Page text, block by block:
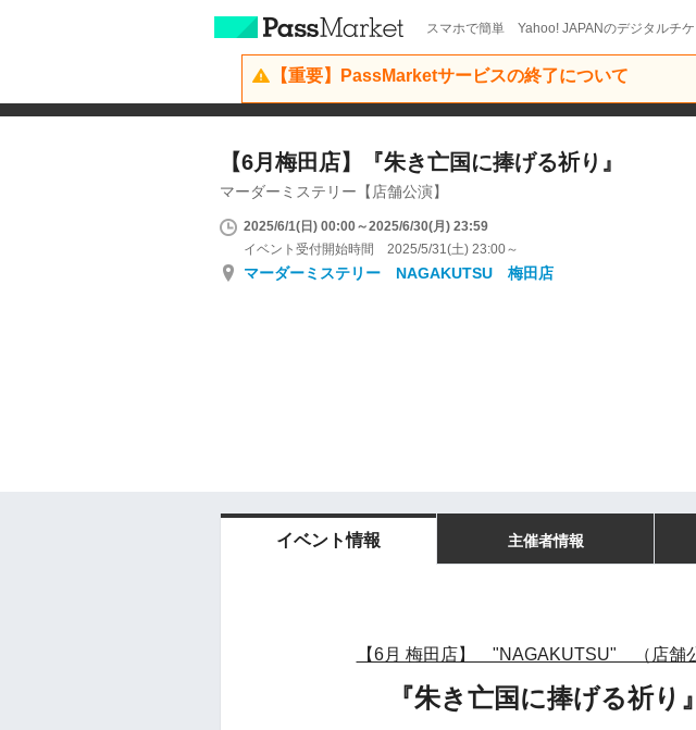
スマホで簡単 Yahoo! JAPANのデジタルチケ
【重要】PassMarketサービスの終了について
【6月梅田店】『朱き亡国に捧げる祈り』
マーダーミステリー【店舗公演】
2025/6/1(日) 00:00～2025/6/30(月) 23:59
イベント受付開始時間 2025/5/31(土) 23:00～
マーダーミステリー NAGAKUTSU 梅田店
イベント情報 主催者情報
【6月 梅田店】 "NAGAKUTSU" （店舗
『朱き亡国に捧げる祈り 』